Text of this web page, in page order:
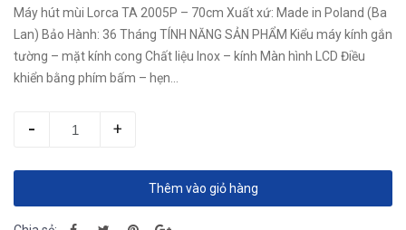
Máy hút mùi Lorca TA 2005P – 70cm Xuất xứ: Made in Poland (Ba
Lan) Bảo Hành: 36 Tháng TÍNH NĂNG SẢN PHẨM Kiểu máy kính gắn
tường – mặt kính cong Chất liệu Inox – kính Màn hình LCD Điều
khiển bằng phím bấm – hẹn...
- +
Thêm vào giỏ hàng